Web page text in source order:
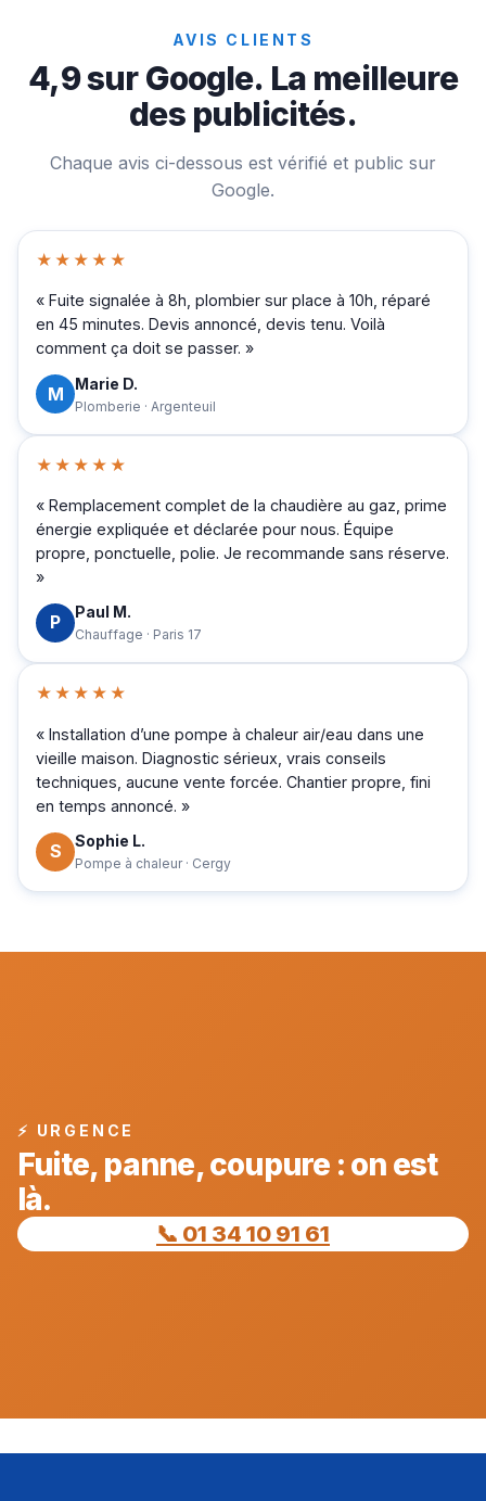
AVIS CLIENTS
4,9 sur Google. La meilleure
des publicités.
Chaque avis ci-dessous est vérifié et public sur
Google.
★★★★★
« Fuite signalée à 8h, plombier sur place à 10h, réparé
en 45 minutes. Devis annoncé, devis tenu. Voilà
comment ça doit se passer. »
M Marie D.
Plomberie · Argenteuil
★★★★★
« Remplacement complet de la chaudière au gaz, prime
énergie expliquée et déclarée pour nous. Équipe
propre, ponctuelle, polie. Je recommande sans réserve.
»
P Paul M.
Chauffage · Paris 17
★★★★★
« Installation d’une pompe à chaleur air/eau dans une
vieille maison. Diagnostic sérieux, vrais conseils
techniques, aucune vente forcée. Chantier propre, fini
en temps annoncé. »
S Sophie L.
Pompe à chaleur · Cergy
⚡ URGENCE
Fuite, panne, coupure : on est
là.
📞 01 34 10 91 61